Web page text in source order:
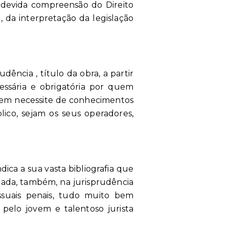
compreensão do Direito
interpretação da legislação
, título da obra, a partir
e obrigatória por quem
necessite de conhecimentos
sejam os seus operadores,
a sua vasta bibliografia que
também, na jurisprudência
penais, tudo muito bem
jovem e talentoso jurista